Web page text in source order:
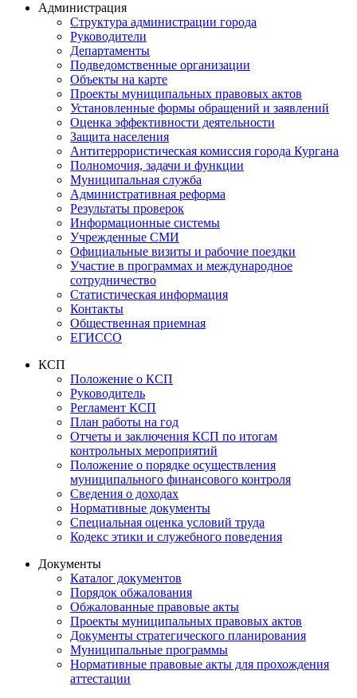
Администрация
Структура администрации города
Руководители
Департаменты
Подведомственные организации
Объекты на карте
Проекты муниципальных правовых актов
Установленные формы обращений и заявлений
Оценка эффективности деятельности
Защита населения
Антитеррористическая комиссия города Кургана
Полномочия, задачи и функции
Муниципальная служба
Административная реформа
Результаты проверок
Информационные системы
Учрежденные СМИ
Официальные визиты и рабочие поездки
Участие в программах и международное
сотрудничество
Статистическая информация
Контакты
Общественная приемная
ЕГИССО
КСП
Положение о КСП
Руководитель
Регламент КСП
План работы на год
Отчеты и заключения КСП по итогам
контрольных мероприятий
Положение о порядке осуществления
муниципального финансового контроля
Сведения о доходах
Нормативные документы
Специальная оценка условий труда
Кодекс этики и служебного поведения
Документы
Каталог документов
Порядок обжалования
Обжалованные правовые акты
Проекты муниципальных правовых актов
Документы стратегического планирования
Муниципальные программы
Нормативные правовые акты для прохождения
аттестации